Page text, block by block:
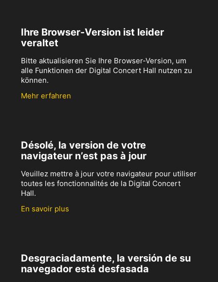
Ihre Browser-Version ist leider
veraltet
Bitte aktualisieren Sie Ihre Browser-Version, um
alle Funktionen der Digital Concert Hall nutzen zu
können.
Mehr erfahren
Désolé, la version de votre
navigateur n’est pas à jour
Veuillez mettre à jour votre navigateur pour utiliser
toutes les fonctionnalités de la Digital Concert
Hall.
En savoir plus
Desgraciadamente, la versión de su
navegador está desfasada